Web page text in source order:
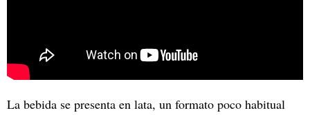
La bebida se presenta en lata, un formato poco habitual